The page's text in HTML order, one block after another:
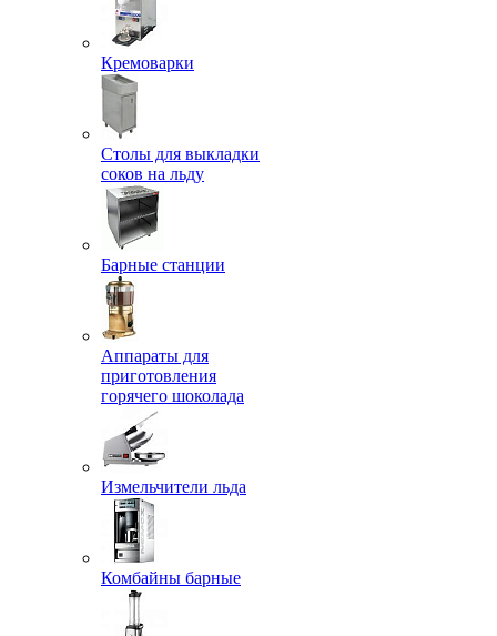
Кремоварки
Столы для выкладки
соков на льду
Барные станции
Аппараты для
приготовления
горячего шоколада
Измельчители льда
Комбайны барные